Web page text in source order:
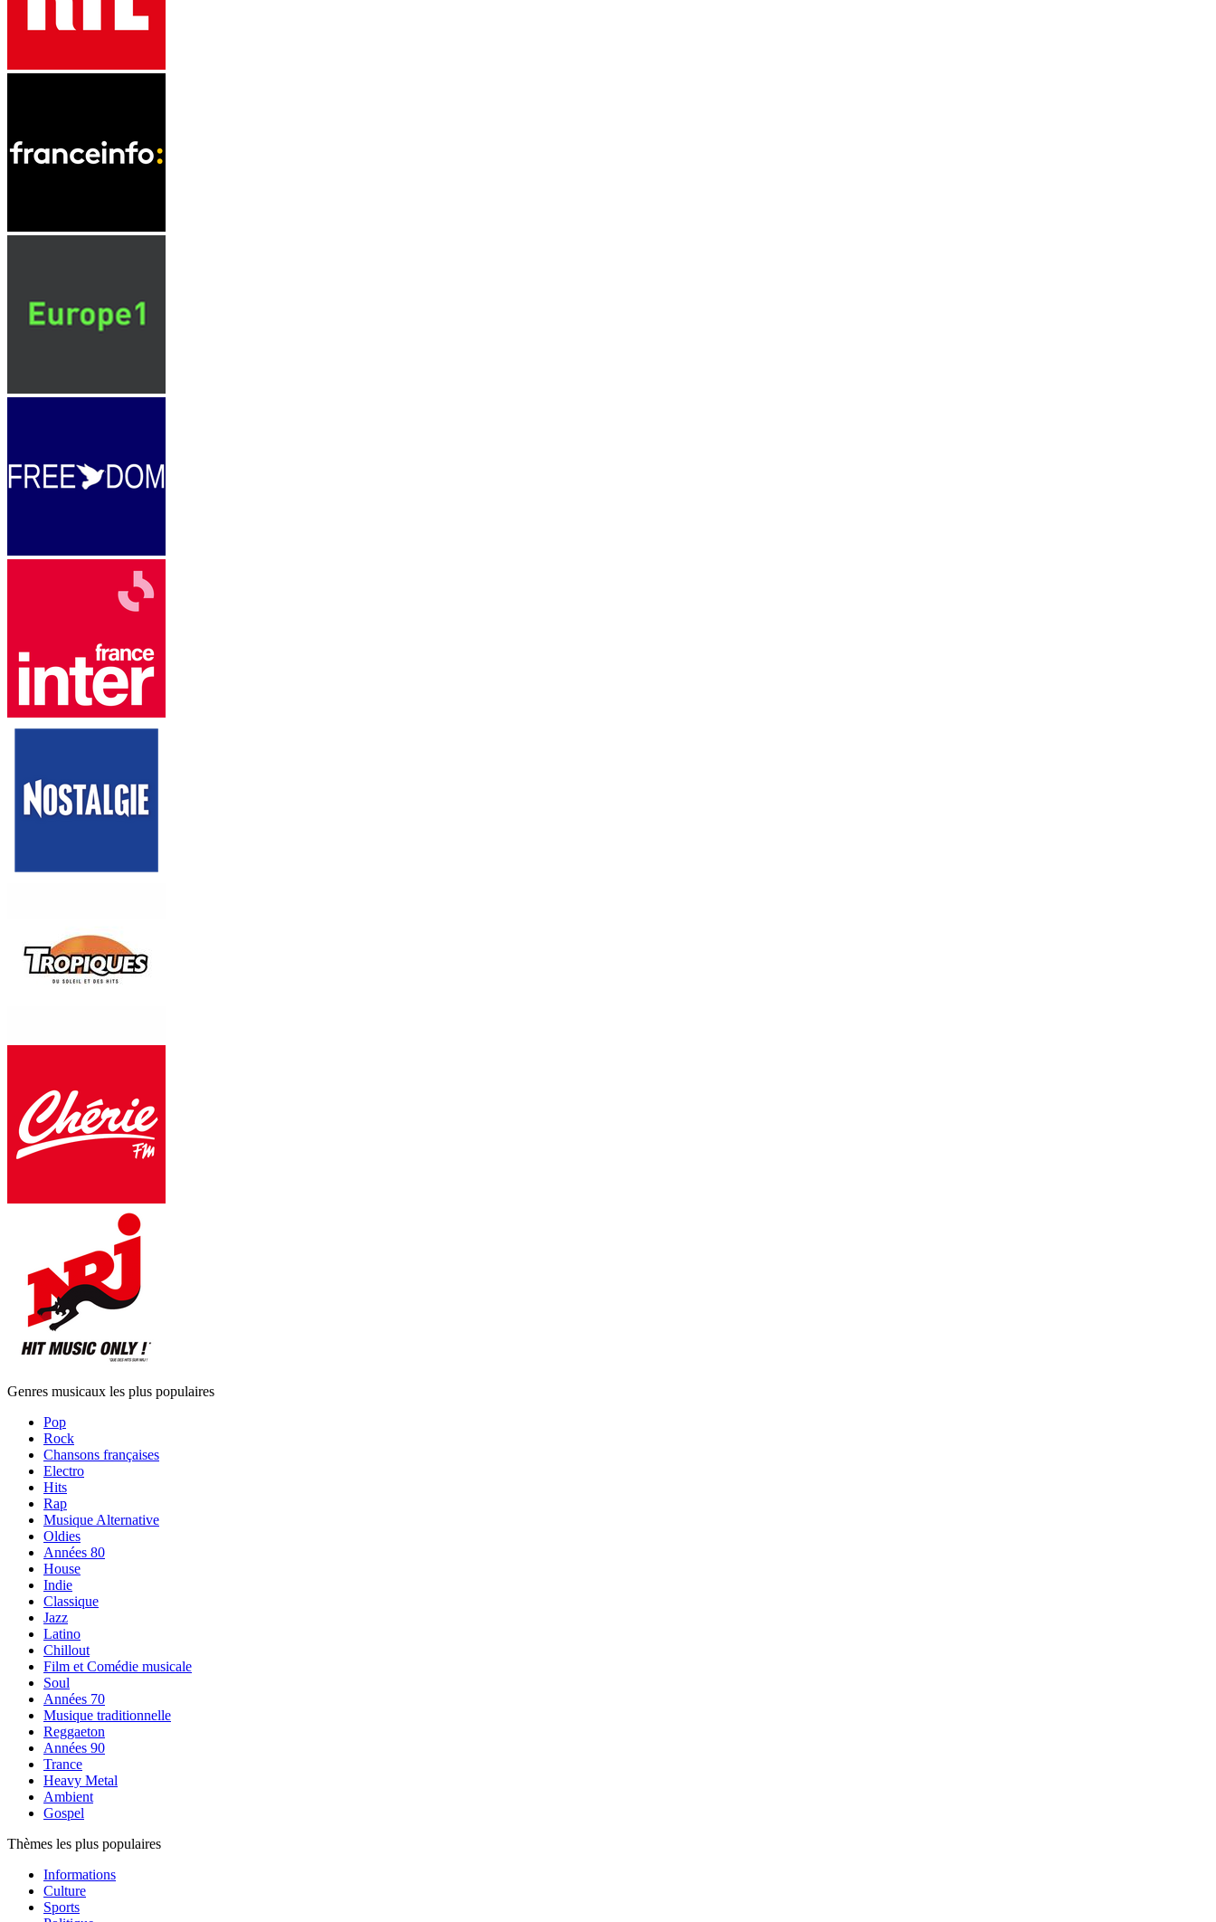
Genres musicaux les plus populaires
Pop
Rock
Chansons françaises
Electro
Hits
Rap
Musique Alternative
Oldies
Années 80
House
Indie
Classique
Jazz
Latino
Chillout
Film et Comédie musicale
Soul
Années 70
Musique traditionnelle
Reggaeton
Années 90
Trance
Heavy Metal
Ambient
Gospel
Thèmes les plus populaires
Informations
Culture
Sports